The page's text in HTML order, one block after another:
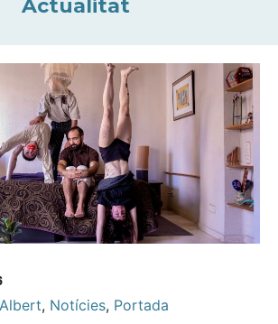
Actualitat
, Notícies, Portada